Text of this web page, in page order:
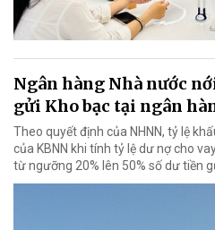
Ngân hàng Nhà nước
gửi Kho bạc tại ngân
Theo quyết định của NHNN, tỷ lệ
của KBNN khi tính tỷ lệ dư nợ cho
từ ngưỡng 20% lên 50% số dư tiền